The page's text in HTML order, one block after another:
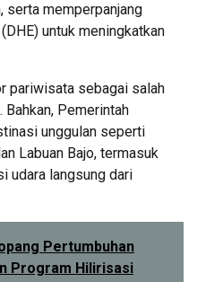
serta memperpanjang
untuk meningkatkan
pariwisata sebagai salah
Pemerintah
unggulan seperti
Labuan Bajo, termasuk
udara langsung dari
Pertumbuhan
Program Hilirisasi